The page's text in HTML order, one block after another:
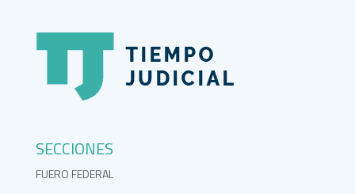
SECCIONES
FUERO FEDERAL